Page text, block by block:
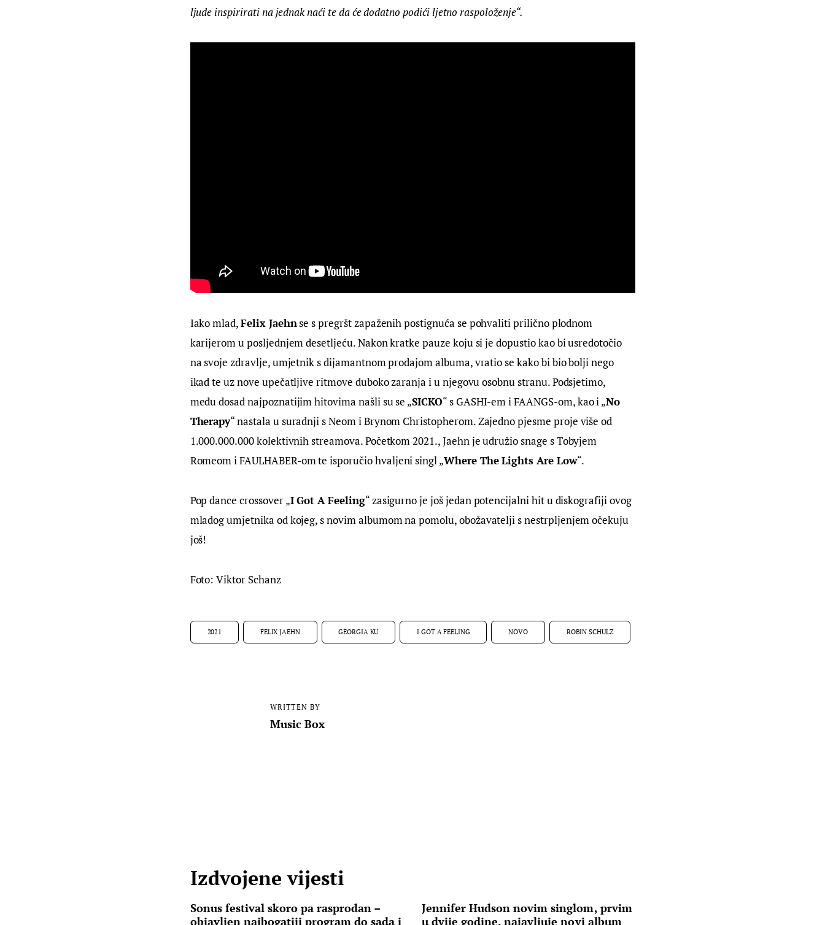
ljude inspirirati na jednak naći te da će dodatno podići ljetno raspoloženje“.
Iako mlad, Felix Jaehn se s pregršt zapaženih postignuća se pohvaliti prilično plodnom
karijerom u posljednjem desetljeću. Nakon kratke pauze koju si je dopustio kao bi usredotočio
na svoje zdravlje, umjetnik s dijamantnom prodajom albuma, vratio se kako bi bio bolji nego
ikad te uz nove upečatljive ritmove duboko zaranja i u njegovu osobnu stranu. Podsjetimo,
među dosad najpoznatijim hitovima našli su se „SICKO“ s GASHI-em i FAANGS-om, kao i „No
Therapy“ nastala u suradnji s Neom i Brynom Christopherom. Zajedno pjesme proje više od
1.000.000.000 kolektivnih streamova. Početkom 2021., Jaehn je udružio snage s Tobyjem
Romeom i FAULHABER-om te isporučio hvaljeni singl „Where The Lights Are Low“.
Pop dance crossover „I Got A Feeling“ zasigurno je još jedan potencijalni hit u diskografiji ovog
mladog umjetnika od kojeg, s novim albumom na pomolu, obožavatelji s nestrpljenjem očekuju
još!
Foto: Viktor Schanz
2021 FELIX JAEHN GEORGIA KU I GOT A FEELING NOVO ROBIN SCHULZ
WRITTEN BY
Music Box
Izdvojene vijesti
Sonus festival skoro pa rasprodan –
objavljen najbogatiji program do sada i
Jennifer Hudson novim singlom, prvim
u dvije godine, najavljuje novi album